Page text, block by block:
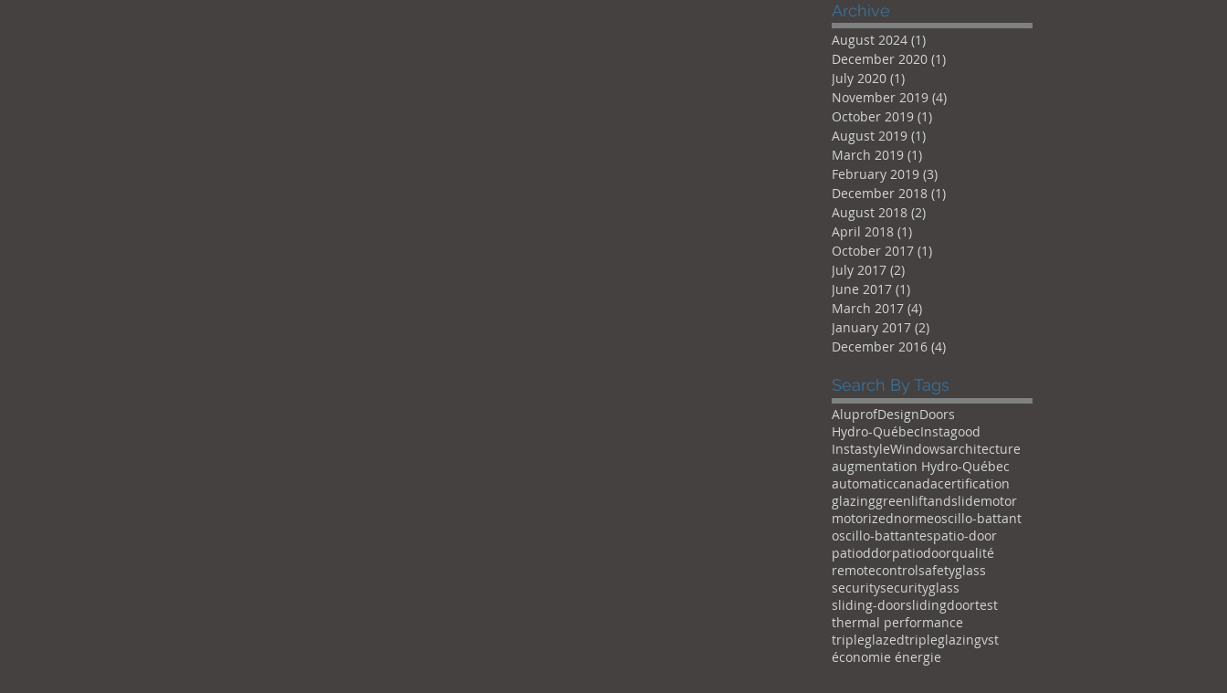
Archive
August 2024 (1)
December 2020 (1)
July 2020 (1)
November 2019 (4)
October 2019 (1)
August 2019 (1)
March 2019 (1)
February 2019 (3)
December 2018 (1)
August 2018 (2)
April 2018 (1)
October 2017 (1)
July 2017 (2)
June 2017 (1)
March 2017 (4)
January 2017 (2)
December 2016 (4)
Search By Tags
AluprofDesignDoors
Hydro-QuébecInstagood
InstastyleWindowsarchitecture
augmentation Hydro-Québec
automaticcanadacertification
glazinggreenliftandslidemotor
motorizednormeoscillo-battant
oscillo-battantespatio-door
patioddorpatiodoorqualité
remotecontrolsafetyglass
securitysecurityglass
sliding-doorslidingdoortest
thermal performance
tripleglazedtripleglazingvst
économie énergie